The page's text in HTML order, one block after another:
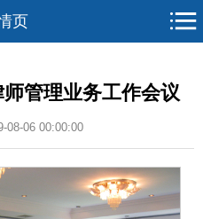
页
管理业务工作会议
08-06 00:00:00